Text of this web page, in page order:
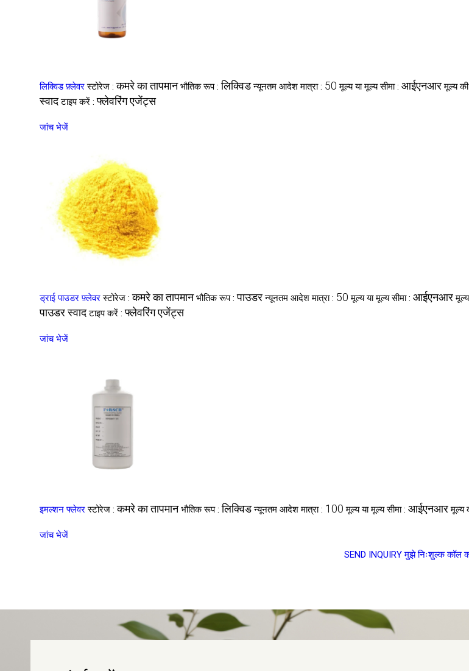
लिक्विड फ़्लेवर स्टोरेज :कमरे का तापमान भौतिक रूप :लिक्विड न्यूनतम आदेश मात्रा : 50 मूल्य या मूल्य सीमा : आईएनआर मूल्य
स्वाद टाइप करें :फ्लेवरिंग एजेंट्स
जांच भेजें
ड्राई पाउडर फ़्लेवर स्टोरेज :कमरे का तापमान भौतिक रूप :पाउडर न्यूनतम आदेश मात्रा : 50 मूल्य या मूल्य सीमा : आईएनआर
पाउडर स्वाद टाइप करें :फ्लेवरिंग एजेंट्स
जांच भेजें
इमल्शन फ्लेवर स्टोरेज :कमरे का तापमान भौतिक रूप :लिक्विड न्यूनतम आदेश मात्रा : 100 मूल्य या मूल्य सीमा : आईएनआर मूल्य
जांच भेजें
SEND INQUIRY मुझे निःशुल्क कॉल